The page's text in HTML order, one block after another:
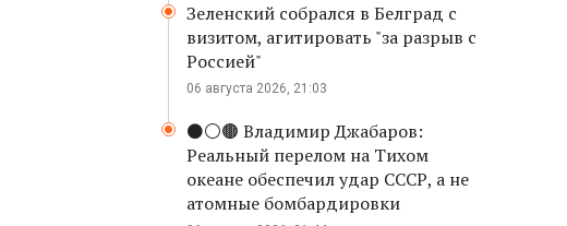
Зеленский собрался в Белград с
визитом, агитировать "за разрыв с
Россией"
06 августа 2026, 21:03
⚫️⚪️🟤 Владимир Джабаров:
Реальный перелом на Тихом
океане обеспечил удар СССР, а не
атомные бомбардировки